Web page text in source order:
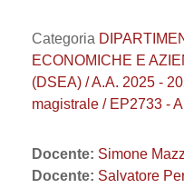
Categoria
ECONOMICHE E
(DSEA) / A.A. 2025 -
magistrale / EP2733 -
Docente: Simone
Docente: Salvatore